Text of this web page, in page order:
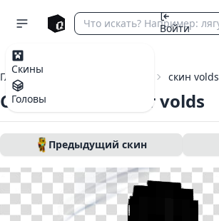
Скины
Головы
Войти
Главная скин volds
Скин Майнкрафт volds
Предыдущий скин